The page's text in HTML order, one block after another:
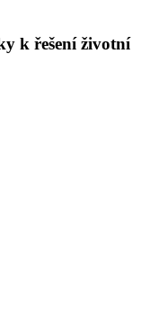
k řešení životní